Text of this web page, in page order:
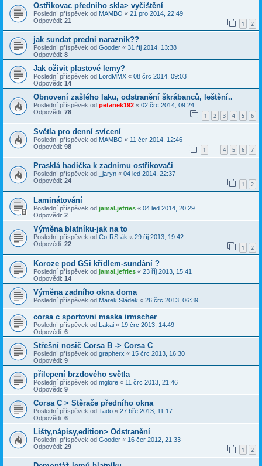
Ostřikovac předniho skla> vyčištění
Poslední příspěvek od MAMBO « 21 pro 2014, 22:49
Odpovědi: 21 1 2
jak sundat predni naraznik??
Poslední příspěvek od Gooder « 31 říj 2014, 13:38
Odpovědi: 8
Jak oživit plastové lemy?
Poslední příspěvek od LordMMX « 08 črc 2014, 09:03
Odpovědi: 14
Obnovení zašlého laku, odstranění škrábanců, leštění..
Poslední příspěvek od petanek192 « 02 črc 2014, 09:24
Odpovědi: 78 1 2 3 4 5 6
Světla pro denní svícení
Poslední příspěvek od MAMBO « 11 čer 2014, 12:46
Odpovědi: 98 1 4 5 6 7
Prasklá hadička k zadnimu ostřikovači
Poslední příspěvek od _jaryn « 04 led 2014, 22:37
Odpovědi: 24 1 2
Laminátování
Poslední příspěvek od jamal.jefries « 04 led 2014, 20:29
Odpovědi: 2
Výměna blatníku-jak na to
Poslední příspěvek od Co-RS-ák « 29 říj 2013, 19:42
Odpovědi: 22 1 2
Koroze pod GSi křídlem-sundání ?
Poslední příspěvek od jamal.jefries « 23 říj 2013, 15:41
Odpovědi: 14
Výměna zadního okna doma
Poslední příspěvek od Marek Sládek « 26 črc 2013, 06:39
corsa c sportovni maska irmscher
Poslední příspěvek od Lakai « 19 črc 2013, 14:49
Odpovědi: 6
Střešní nosič Corsa B -> Corsa C
Poslední příspěvek od grapherx « 15 črc 2013, 16:30
Odpovědi: 9
přilepení brzdového světla
Poslední příspěvek od mglore « 11 črc 2013, 21:46
Odpovědi: 9
Corsa C > Stěrače předního okna
Poslední příspěvek od Tado « 27 bře 2013, 11:17
Odpovědi: 6
Lišty,nápisy,edition> Odstranění
Poslední příspěvek od Gooder « 16 čer 2012, 21:33
Odpovědi: 29 1 2